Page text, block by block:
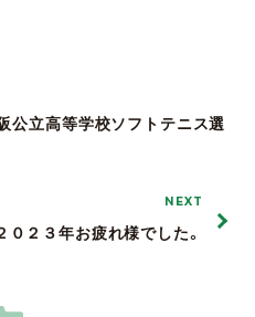
公立高等学校ソフトテニス選
NEXT
０２３年お疲れ様でした。